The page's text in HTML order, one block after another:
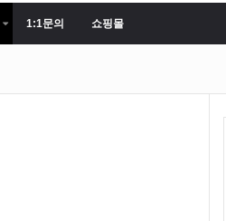
1:1문의 쇼핑몰